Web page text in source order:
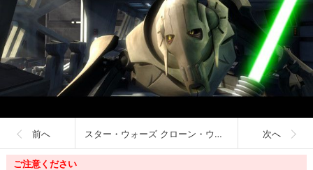
前へ スター・ウォーズ クローン・ウォーズ シーズン2 次へ
ご注意ください